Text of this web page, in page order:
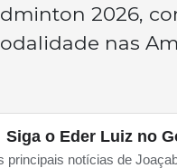
2026,
nas
Siga o Eder Luiz no
principais notícias de